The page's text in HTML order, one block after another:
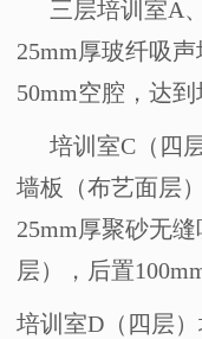
三层培训室A、
25mm厚玻纤吸
50mm空腔，达到
培训室C（四
墙板（布艺面层
25mm厚聚砂无
层），后置
培训室D（四层